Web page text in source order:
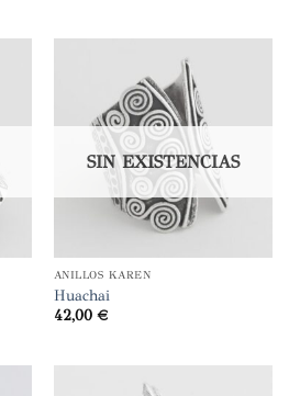
SIN EXISTENCIAS
ANILLOS KAREN
Huachai
42,00 €